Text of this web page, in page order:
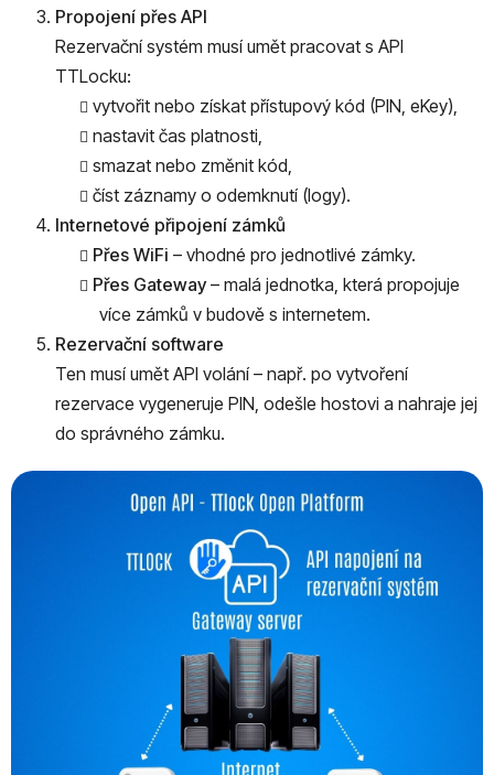
Propojení přes API
Rezervační systém musí umět pracovat s API
TTLocku:
vytvořit nebo získat přístupový kód (PIN, eKey),
nastavit čas platnosti,
smazat nebo změnit kód,
číst záznamy o odemknutí (logy).
Internetové připojení zámků
Přes WiFi – vhodné pro jednotlivé zámky.
Přes Gateway – malá jednotka, která propojuje
více zámků v budově s internetem.
Rezervační software
Ten musí umět API volání – např. po vytvoření
rezervace vygeneruje PIN, odešle hostovi a nahraje jej
do správného zámku.